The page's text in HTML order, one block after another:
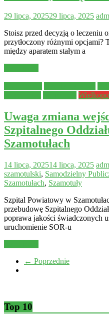
29 lipca, 202529 lipca, 2025
Stoisz przed decyzją o leczeniu
przytłoczony różnymi opcjami?
między aparatem stałym a
Uwaga zmiana
Szpitalnego
Szamotułach
14 lipca, 202514 lipca, 2025
szamotulski, Samodzielny
Szamotułach, Szamotuły
Szpital Powiatowy w
przebudowę Szpitalnego
poprawa jakości świadczonych
uruchomienie SOR-u
← Poprzednie
Top 10